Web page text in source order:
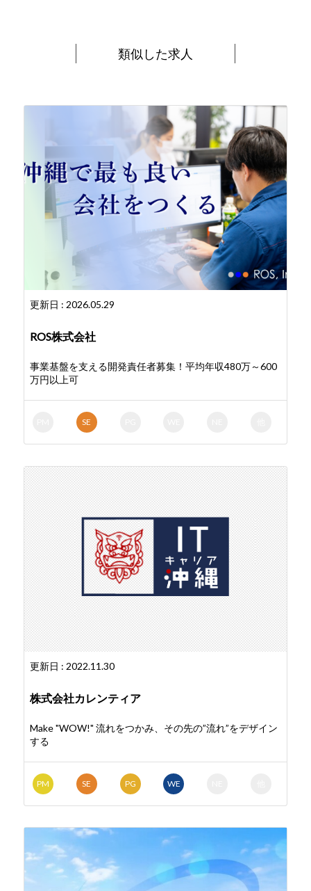
類似した求人
更新日 : 2026.05.29
ROS株式会社
事業基盤を支える開発責任者募集！平均年収480万～600
万円以上可
SE
更新日 : 2022.11.30
株式会社カレンティア
Make "WOW!" 流れをつかみ、その先の”流れ”をデザイン
する
PM SE PG WE